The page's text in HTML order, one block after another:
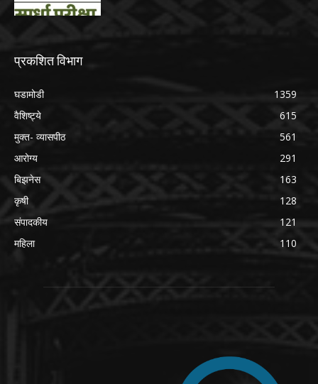
प्रकशित विभाग
घडामोडी
1359
वैशिष्ट्ये
615
मुक्त- व्यासपीठ
561
आरोग्य
291
बिझनेस
163
कृषी
128
संपादकीय
121
महिला
110